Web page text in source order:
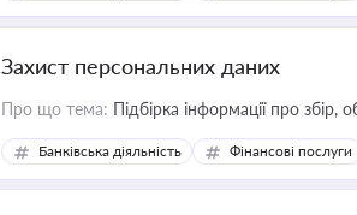
Захист персональних даних
Про що тема: Підбірка інформації про
Банківська діяльність Фінансові послуги